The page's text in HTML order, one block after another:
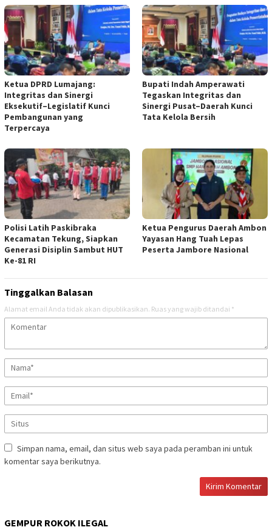
Ketua DPRD Lumajang:
Integritas dan Sinergi
Eksekutif–Legislatif Kunci
Pembangunan yang
Terpercaya
Bupati Indah Amperawati
Tegaskan Integritas dan
Sinergi Pusat–Daerah Kunci
Tata Kelola Bersih
Polisi Latih Paskibraka
Kecamatan Tekung, Siapkan
Generasi Disiplin Sambut HUT
Ke-81 RI
Ketua Pengurus Daerah Ambon
Yayasan Hang Tuah Lepas
Peserta Jambore Nasional
Tinggalkan Balasan
Alamat email Anda tidak akan dipublikasikan. Ruas yang wajib ditandai *
Simpan nama, email, dan situs web saya pada peramban ini untuk
komentar saya berikutnya.
GEMPUR ROKOK ILEGAL